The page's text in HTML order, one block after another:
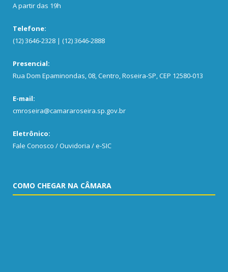
A partir das 19h
Telefone:
(12) 3646-2328 | (12) 3646-2888
Presencial:
Rua Dom Epaminondas, 08, Centro, Roseira-SP, CEP 12580-013
E-mail:
cmroseira@camararoseira.sp.gov.br
Eletrônico:
Fale Conosco / Ouvidoria / e-SIC
COMO CHEGAR NA CÂMARA